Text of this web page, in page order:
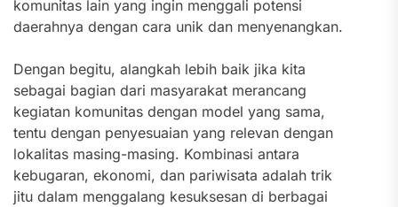
komunitas lain yang ingin menggali potensi
daerahnya dengan cara unik dan menyenangkan.
Dengan begitu, alangkah lebih baik jika kita
sebagai bagian dari masyarakat merancang
kegiatan komunitas dengan model yang sama,
tentu dengan penyesuaian yang relevan dengan
lokalitas masing-masing. Kombinasi antara
kebugaran, ekonomi, dan pariwisata adalah trik
jitu dalam menggalang kesuksesan di berbagai